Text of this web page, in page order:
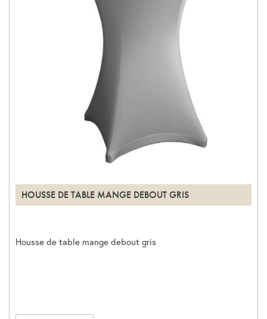
HOUSSE DE TABLE MANGE DEBOUT GRIS
Housse de table mange debout gris